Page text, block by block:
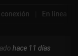
En línea
hace 11 días